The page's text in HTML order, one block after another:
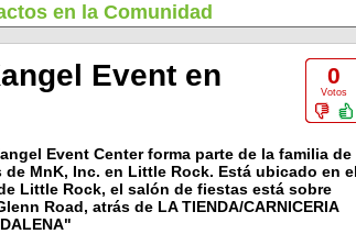
en la Comunidad
0
Votos
Event en
Event Center forma parte de la familia de
de MnK, Inc. en Little Rock. Está ubicado en
Little Rock, el salón de fiestas está sobre
Road, atrás de LA TIENDA/CARNICERIA